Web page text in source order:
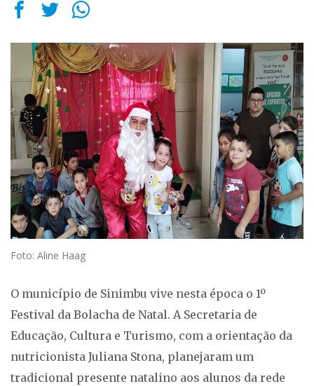
Foto: Aline Haag
O município de Sinimbu vive nesta época o 1º
Festival da Bolacha de Natal. A Secretaria de
Educação, Cultura e Turismo, com a orientação da
nutricionista Juliana Stona, planejaram um
tradicional presente natalino aos alunos da rede